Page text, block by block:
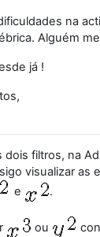
na
Alguém
já !
dois filtros, na
visualizar as
e
.
ou